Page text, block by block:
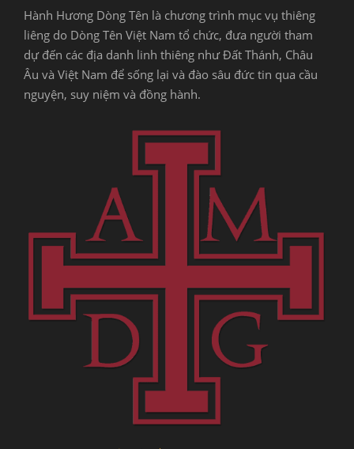
Hành Hương Dòng Tên là chương trình mục vụ thiêng
liêng do Dòng Tên Việt Nam tổ chức, đưa người tham
dự đến các địa danh linh thiêng như Đất Thánh, Châu
Âu và Việt Nam để sống lại và đào sâu đức tin qua cầu
nguyện, suy niệm và đồng hành.